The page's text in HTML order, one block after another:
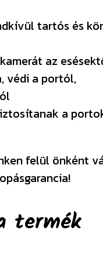
tartós és
az
védi a portól,
a
felül önként
termék